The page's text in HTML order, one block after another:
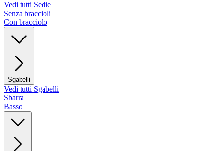
Vedi tutti Sedie
Senza braccioli
Con bracciolo
Sgabelli
Vedi tutti Sgabelli
Sbarra
Basso